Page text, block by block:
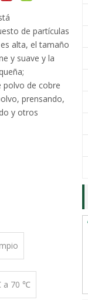
de partículas
alta, el tamaño
y suave y la
polvo de cobre
prensando,
y otros
a 70 ℃